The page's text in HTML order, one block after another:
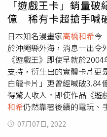
年，並期望他在「結束這回
彩的冒險與對戰。
「遊戲王卡」銷量破
億 稀有卡超搶手喊
日本知名漫畫家高橋和希今
於沖繩縣外海，消息一出令
《遊戲王》即使早就於
支持，衍生出的實體卡片更
白龍卡片」更曾經喊破3.84
得驚人收入。即使作品《遊
和希仍然靠著後續的電玩、
商品，成為2022年收入最
推估，他的年收入約為6億
07月07日, 2022